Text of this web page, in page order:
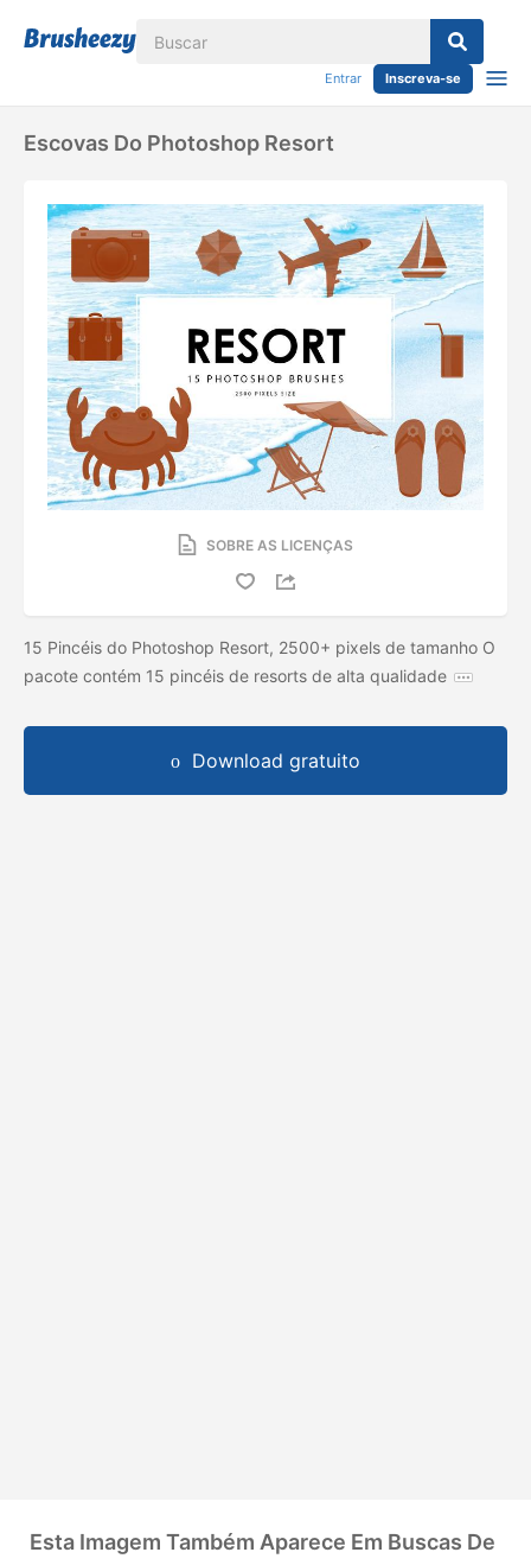
Entrar Inscreva-se
Escovas Do Photoshop Resort
SOBRE AS LICENÇAS
15 Pincéis do Photoshop Resort, 2500+ pixels de tamanho O
pacote contém 15 pincéis de resorts de alta qualidade
Download gratuito
Esta Imagem Também Aparece Em Buscas De